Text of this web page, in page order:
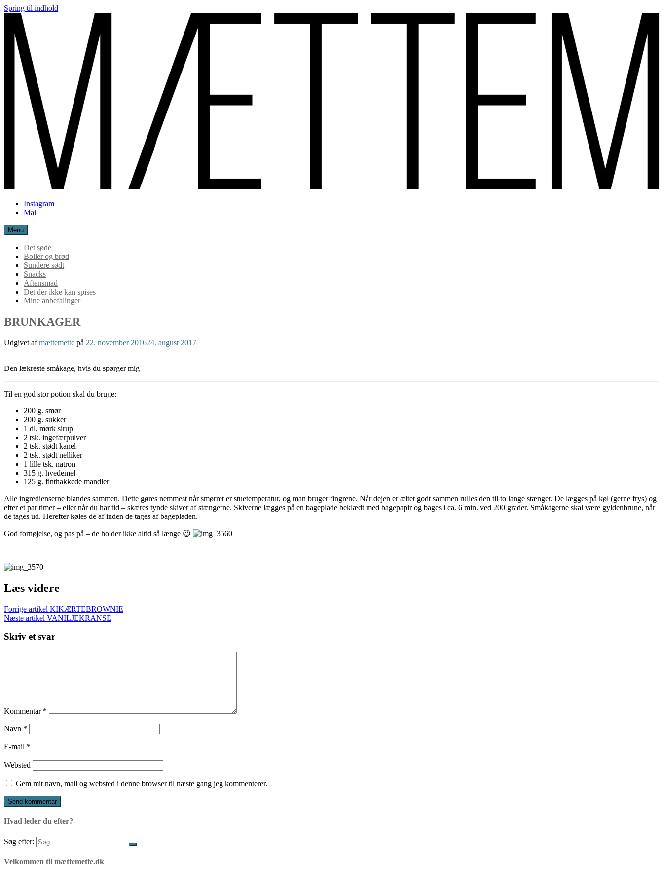
Spring til indhold
mættemetteInstagram
Mail
Menu
Det søde
Boller og brød
Sundere sødt
Snacks
Aftensmad
Det der ikke kan spises
Mine anbefalinger
BRUNKAGER
Udgivet afmættemette på 22. november 201624. august 2017
Den lækreste småkage, hvis du spørger mig
Til en god stor potion skal du bruge:
200 g. smør
200 g. sukker
1 dl. mørk sirup
2 tsk. ingefærpulver
2 tsk. stødt kanel
2 tsk. stødt nelliker
1 lille tsk. natron
315 g. hvedemel
125 g. finthakkede mandler
Alle ingredienserne blandes sammen. Dette gøres nemmest når smørret er stuetemperatur, og man bruger fingrene. Når dejen er æltet godt sammen rulles den til to lange stænger. De lægges på køl (gerne frys) og
efter et par timer – eller når du har tid – skæres tynde skiver af stængerne. Skiverne lægges på en bageplade beklædt med bagepapir og bages i ca. 6 min. ved 200 grader. Småkagerne skal være gyldenbrune, når
de tages ud. Herefter køles de af inden de tages af bagepladen.
God fornøjelse, og pas på – de holder ikke altid så længe 😉
Læs videre
Forrige artikel KIKÆRTEBROWNIE
Næste artikel VANILJEKRANSE
Skriv et svar
Kommentar *
Navn *
E-mail *
Websted
Gem mit navn, mail og websted i denne browser til næste gang jeg kommenterer.
Hvad leder du efter?
Søg efter:
Velkommen til mættemette.dk